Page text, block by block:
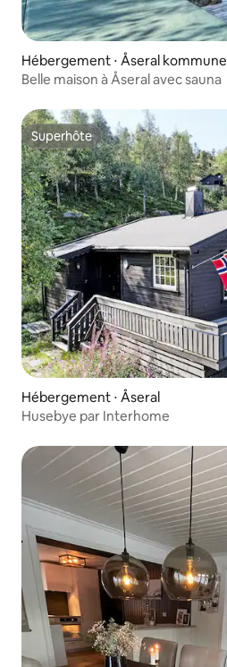
Hébergement ⋅ Åseral kommune
Belle maison à Åseral avec sauna
Superhôte
Superhôte
Hébergement ⋅ Åseral
Husebye par Interhome